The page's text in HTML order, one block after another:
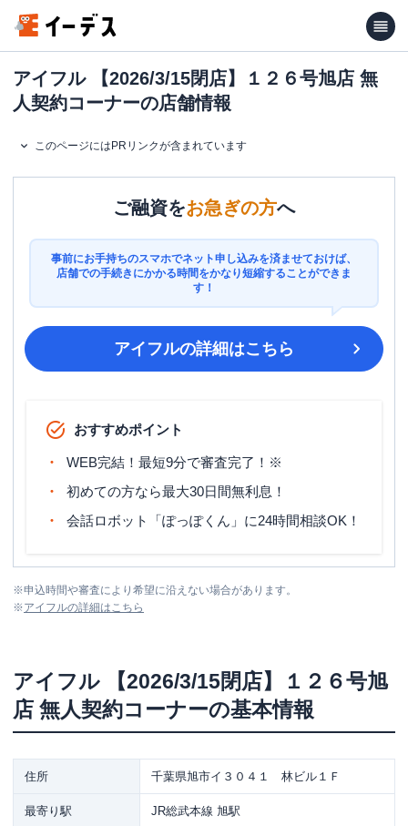
アイフル 【2026/3/15閉店】１２６号旭店 無
人契約コーナーの店舗情報
このページにはPRリンクが含まれています
ご融資をお急ぎの方へ
事前にお手持ちのスマホでネット申し込みを済ませておけば、
店舗での手続きにかかる時間をかなり短縮することができま
す！
アイフルの詳細はこちら
おすすめポイント
WEB完結！最短9分で審査完了！※
初めての方なら最大30日間無利息！
会話ロボット「ぽっぽくん」に24時間相談OK！
※申込時間や審査により希望に沿えない場合があります。
※アイフルの詳細はこちら
アイフル
【2026/3/15閉店】１２６号旭
店 無人契約コーナーの基本情報
住所 千葉県旭市イ３０４１ 林ビル１Ｆ
最寄り駅 JR総武本線 旭駅